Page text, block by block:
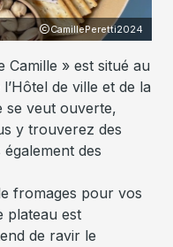
CamillePeretti2024
Camille » est situé au
de ville et de la
se veut ouverte,
y trouverez des
des
fromages pour vos
plateau est
de ravir le